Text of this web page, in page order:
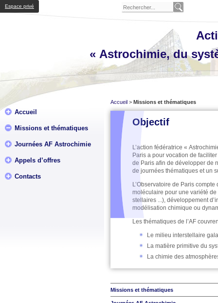
Espace privé
« Astrochimie, du
Accueil
Missions et thématiques
Journées AF Astrochimie
Appels d’offres
Contacts
Accueil > Missions et thématiques
Objectif
L’action fédératrice «
Paris a pour vocation de
de Paris afin de développer de
de journées thématiques et un
L’Observatoire de Paris
moléculaire pour une variété
stellaires ...), développement
modélisation chimique ou
Les thématiques de l’AF
Le milieu interstellaire
La matière primitive du
La chimie des
Missions et thématiques